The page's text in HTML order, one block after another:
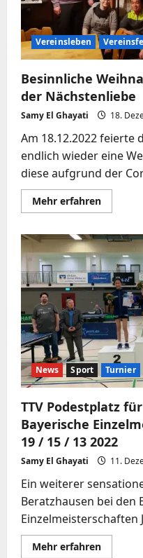
Vereinsleben
Besinnliche
der Nächstenliebe
Samy El Ghayati 18.
Am 18.12.2022 feierte
endlich wieder eine
diese aufgrund der
Mehr erfahrenMehr
2022
im
Sinne
der
News Sport Turnier
TTV Podestplatz
Bayerische
19 / 15 / 13 2022
Samy El Ghayati 11.
Ein weiterer
Beratzhausen bei den
Einzelmeisterschaften
Mehr erfahrenMehr